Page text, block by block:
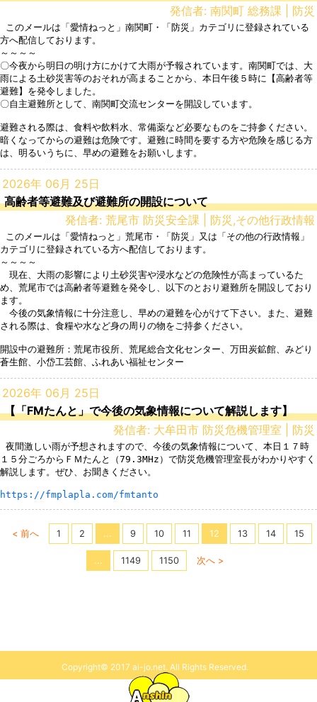
発信者: 南関町 総務課 | 防災
方へ配信しております。
～～～～
〇今夜から明日の明け方にかけて大雨が予報されています。南関町では、大
雨による土砂災害等のおそれが高まることから、本日午後５時に【高齢者等
避難】を発令しました。
〇自主避難所として、南関町交流センターを開設しています。
避難される際は、食料や飲料水、常備薬など必要なものをご持参ください。
暗くなってからの避難は危険です。避難に時間を要する方や危険を感じる方
2026年 06月 25日
高齢者等避難及び避難所の開設について
発信者: 荒尾市 防災安全課 | 防災,その他行政情報
カテゴリに登録されている方へ配信しております。
～～～～
現在、大雨の影響により土砂災害や浸水などの危険性が高まっているた
め、荒尾市では高齢者等避難を発令し、以下のとおり避難所を開設しており
ます。
今後の気象情報に十分注意し、早めの避難を心がけて下さい。また、避難
される際は、食糧や水など身の周りの物をご持参ください。
開設中の避難所：荒尾市役所、荒尾総合文化センター、万田炭鉱館、みどり
2026年 06月 25日
【「FMたんと」で今後の気象情報について解説します】
発信者: 大牟田市 防災危機管理室 | 防災
１５分ごろからＦＭたんと（79.3MHz）で防災危機管理室長がわかりやすく
解説します。ぜひ、お聞きください。
https://fmplapla.com/fmtanto
< 前へ 1 2 ... 9 10 11 12 13 14 15
... 1149 1150 次へ >
Copyright© 2017 ai-jo.net. All Rights Reserved.